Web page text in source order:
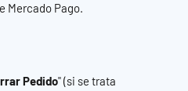
Mercado Pago.
Pedido" (si se trata